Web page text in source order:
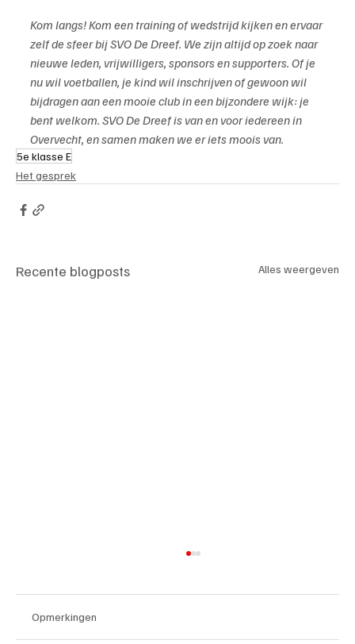
Kom langs! Kom een training of wedstrijd kijken en ervaar
zelf de sfeer bij SVO De Dreef. We zijn altijd op zoek naar
nieuwe leden, vrijwilligers, sponsors en supporters. Of je
nu wil voetballen, je kind wil inschrijven of gewoon wil
bijdragen aan een mooie club in een bijzondere wijk: je
bent welkom. SVO De Dreef is van en voor iedereen in
Overvecht, en samen maken we er iets moois van.
5e klasse E
Het gesprek
Recente blogposts Alles weergeven
Opmerkingen